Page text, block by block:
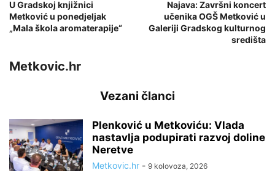
U Gradskoj knjižnici
Metković u ponedjeljak
„Mala škola aromaterapije“
Najava: Završni koncert
učenika OGŠ Metković u
Galeriji Gradskog kulturnog
središta
Metkovic.hr
Vezani članci
Plenković u Metkoviću: Vlada
nastavlja podupirati razvoj doline
Neretve
Metkovic.hr - 9 kolovoza, 2026